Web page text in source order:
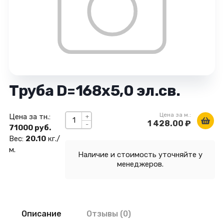
Труба D=168х5,0 эл.св.
-
+ Цена за м.:
1 428.00 ₽
Наличие и стоимость уточняйте у
менеджеров.
Цена за тн.:
71000 руб.
Вес: 20.10кг./
м.
Описание Отзывы (0)